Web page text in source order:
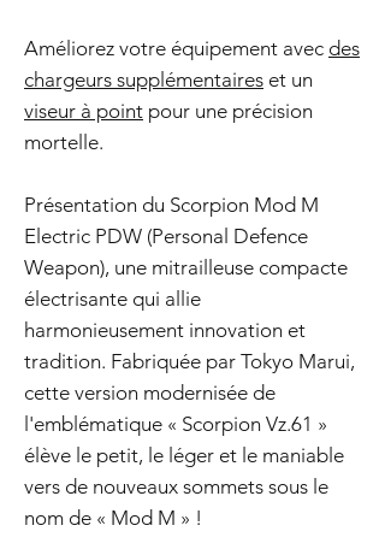
Améliorez votre équipement avec des
chargeurs supplémentaires et un
viseur à point pour une précision
mortelle.
Présentation du Scorpion Mod M
Electric PDW (Personal Defence
Weapon), une mitrailleuse compacte
électrisante qui allie
harmonieusement innovation et
tradition. Fabriquée par Tokyo Marui,
cette version modernisée de
l'emblématique « Scorpion Vz.61 »
élève le petit, le léger et le maniable
vers de nouveaux sommets sous le
nom de « Mod M » !